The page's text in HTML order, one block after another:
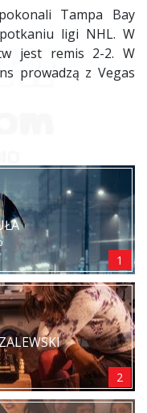
Tampa Bay
ligi NHL. W
jest remis 2-2. W
prowadzą z Vegas
1
2